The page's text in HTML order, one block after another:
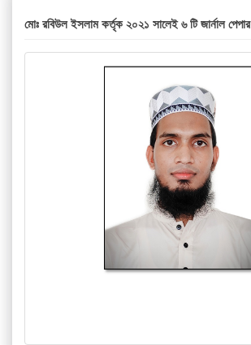
মোঃ রবিউল ইসলাম কর্তৃক ২০২১ সালেই ৬ টি জার্নাল পেপার